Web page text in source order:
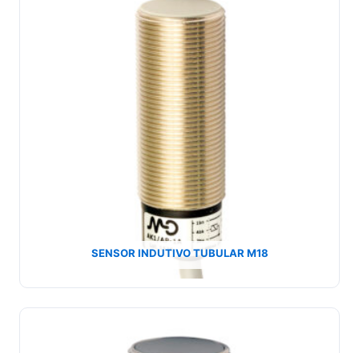
SENSOR INDUTIVO TUBULAR M18